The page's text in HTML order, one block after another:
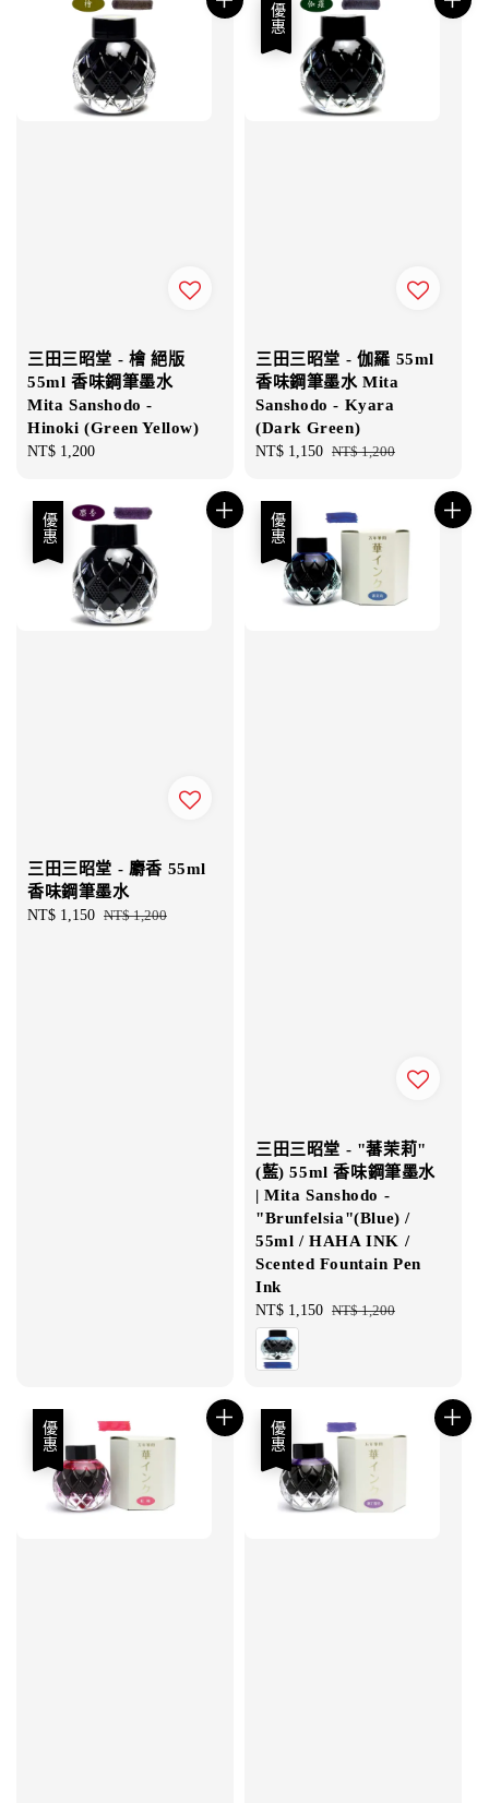
三田三昭堂 - 檜 絕版
55ml 香味鋼筆墨水
Mita Sanshodo -
Hinoki (Green Yellow)
Regular
NT$ 1,200
優惠
三田三昭堂 - 伽羅 55ml
香味鋼筆墨水 Mita
Sanshodo - Kyara
(Dark Green)
Sale
NT$ 1,150 Regular
NT$ 1,200
優惠
三田三昭堂 - 麝香 55ml
香味鋼筆墨水
Sale
NT$ 1,150 Regular
NT$ 1,200
優惠
三田三昭堂 - "蕃茉莉"
(藍) 55ml 香味鋼筆墨水
| Mita Sanshodo -
"Brunfelsia"(Blue) /
55ml / HAHA INK /
Scented Fountain Pen
Ink
Sale
price
NT$ 1,150 Regular
NT$ 1,200
優惠 優惠